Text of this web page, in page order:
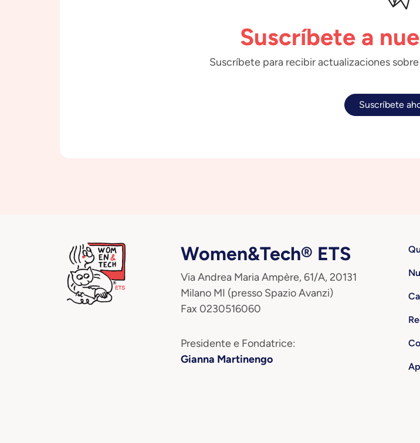
Suscríbete a
Suscríbete para recibir actualizaciones
Suscríbete
Women&Tech® ETS
Via Andrea Maria Ampère, 61/A, 20131
Milano MI (presso Spazio Avanzi)
Fax 0230516060
Presidente e Fondatrice:
Gianna Martinengo